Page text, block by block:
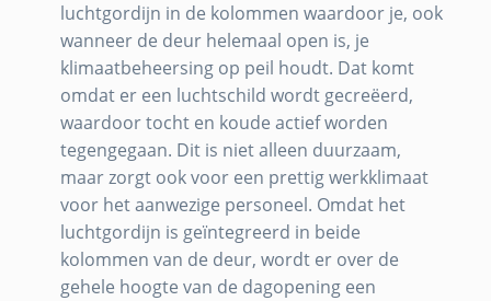
luchtgordijn in de kolommen waardoor je, ook
wanneer de deur helemaal open is, je
klimaatbeheersing op peil houdt. Dat komt
omdat er een luchtschild wordt gecreëerd,
waardoor tocht en koude actief worden
tegengegaan. Dit is niet alleen duurzaam,
maar zorgt ook voor een prettig werkklimaat
voor het aanwezige personeel. Omdat het
luchtgordijn is geïntegreerd in beide
kolommen van de deur, wordt er over de
gehele hoogte van de dagopening een